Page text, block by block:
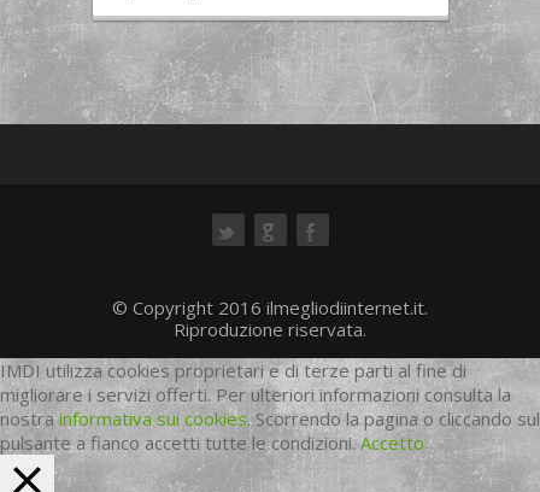
© Copyright 2016 ilmegliodiinternet.it.
Riproduzione riservata.
IMDI utilizza cookies proprietari e di terze parti al fine di
migliorare i servizi offerti. Per ulteriori informazioni consulta la
nostrainformativa sui cookies. Scorrendo la pagina o cliccando sul
pulsante a fianco accetti tutte le condizioni.Accetto